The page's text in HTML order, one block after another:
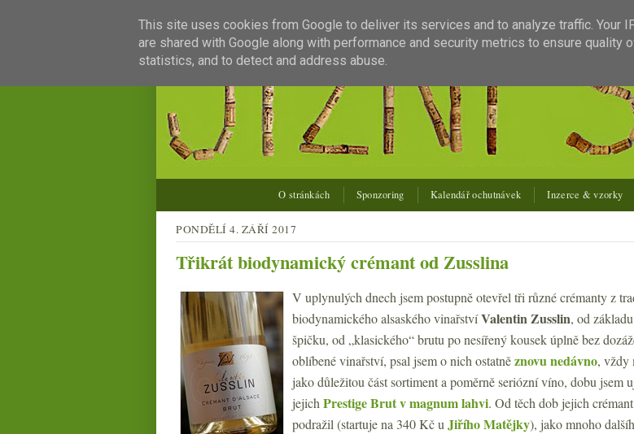
O stránkách Sponzoring Kalendář ochutnávek Inzerce & vzorky
PONDĚLÍ 4. ZÁŘÍ 2017
Třikrát biodynamický crémant od Zusslina
V uplynulých dnech jsem postupně otevřel tři různé crémanty z
biodynamického alsaského vinařstvíValentin Zusslin, od
špičku, od „klasického“ brutu po nesířený kousek úplně bez
oblíbené vinařství, psal jsem o nich ostatněznovu nedávno, vždy
jako důležitou část sortiment a poměrně seriózní víno, dobu jsem
jejich Prestige Brut v magnum lahvi. Od těch dob jejich
podražil (startuje na 340 Kč u Jiřího Matějky), jako mnoho
This site uses cookies from Google to deliver its services and to analyze traffic. Your
are shared with Google along with performance and security metrics to ensure quality
statistics, and to detect and address abuse.